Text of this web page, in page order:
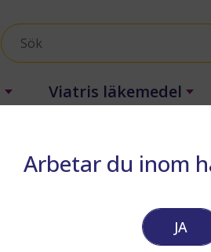
Viatris läkemedel
Arbetar du inom
JA